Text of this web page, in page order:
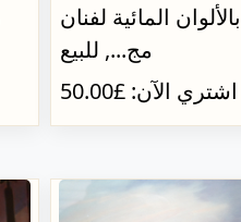
بالألوان المائية لفنان
مج..., للبيع
اشتري الآن: £50.00